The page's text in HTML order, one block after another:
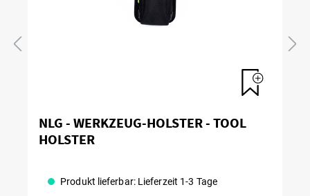
NLG - WERKZEUG-HOLSTER - TOOL
HOLSTER
Produkt lieferbar: Lieferzeit 1-3 Tage